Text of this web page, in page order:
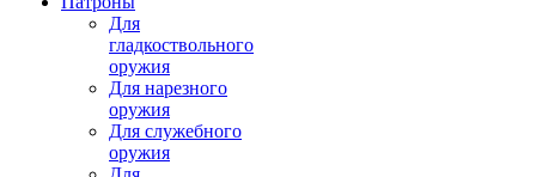
Для
гладкоствольного
оружия
Для нарезного
оружия
Для служебного
оружия